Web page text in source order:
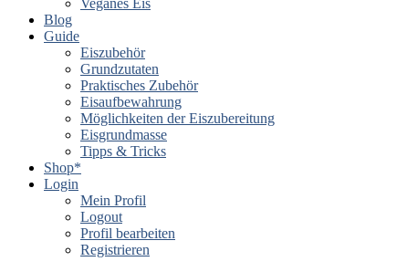
Veganes Eis
Blog
Guide
Eiszubehör
Grundzutaten
Praktisches Zubehör
Eisaufbewahrung
Möglichkeiten der Eiszubereitung
Eisgrundmasse
Tipps & Tricks
Shop*
Login
Mein Profil
Logout
Profil bearbeiten
Registrieren